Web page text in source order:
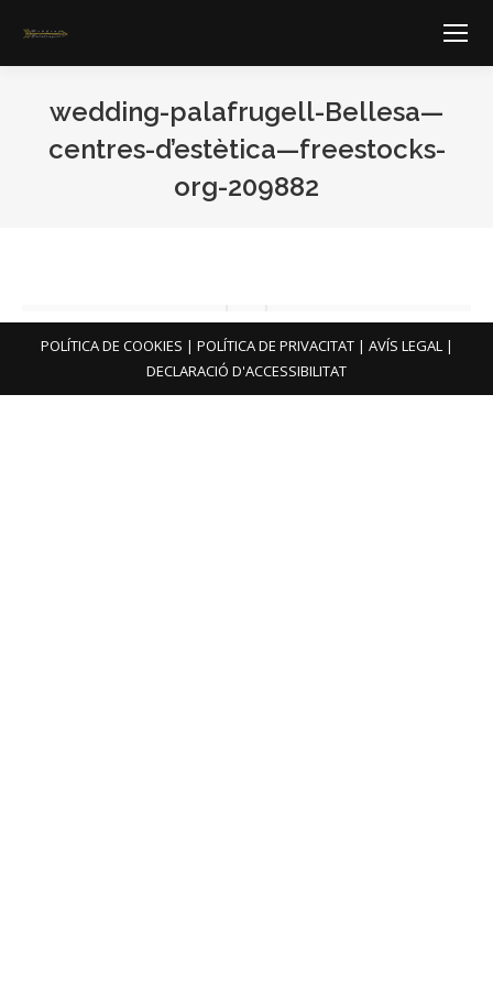
wedding-palafrugell-Bellesa—
centres-d’estètica—freestocks-
org-209882
POLÍTICA DE COOKIES | POLÍTICA DE PRIVACITAT| AVÍS LEGAL|
DECLARACIÓ D'ACCESSIBILITAT